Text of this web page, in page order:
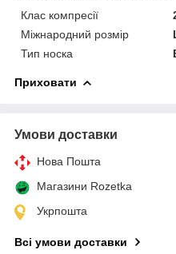
Клас компресії
Міжнародний розмір
Тип носка
Приховати
Умови доставки
Нова Пошта
Магазини Rozetka
Укрпошта
Всі умови доставки